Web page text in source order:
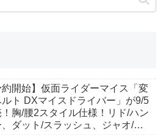
約開始】仮面ライダーマイス「変
ルト DXマイスドライバー」が9/5
！胸/腰2スタイル仕様！リド/ハン
、ダット/スラッシュ、ジャオ/バ